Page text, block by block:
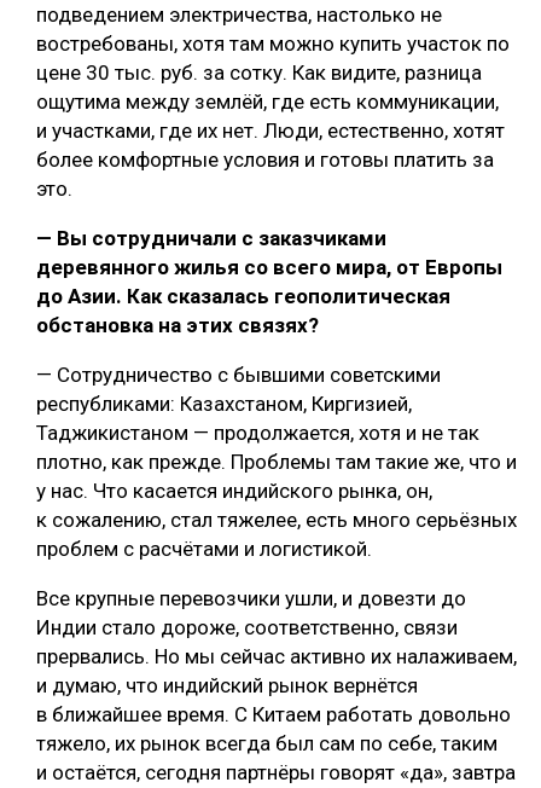
подведением электричества, настолько не
востребованы, хотя там можно купить участок по
цене 30 тыс. руб. за сотку. Как видите, разница
ощутима между землёй, где есть коммуникации,
и участками, где их нет. Люди, естественно, хотят
более комфортные условия и готовы платить за
это.
— Вы сотрудничали с заказчиками
деревянного жилья со всего мира, от Европы
до Азии. Как сказалась геополитическая
обстановка на этих связях?
— Сотрудничество с бывшими советскими
республиками: Казахстаном, Киргизией,
Таджикистаном — продолжается, хотя и не так
плотно, как прежде. Проблемы там такие же, что и
у нас. Что касается индийского рынка, он,
к сожалению, стал тяжелее, есть много серьёзных
проблем с расчётами и логистикой.
Все крупные перевозчики ушли, и довезти до
Индии стало дороже, соответственно, связи
прервались. Но мы сейчас активно их налаживаем,
и думаю, что индийский рынок вернётся
в ближайшее время. С Китаем работать довольно
тяжело, их рынок всегда был сам по себе, таким
и остаётся, сегодня партнёры говорят «да», завтра